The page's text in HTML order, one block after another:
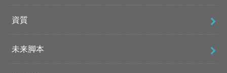
資質
未来脚本